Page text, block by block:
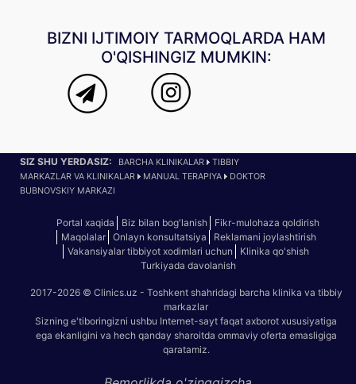
BIZNI IJTIMOIY TARMOQLARDA HAM
O'QISHINGIZ MUMKIN:
SIZ SHU YERDASIZ: BARCHA KLINIKALAR
TIBBIY
MARKAZLAR VA KLINIKALAR
MANUAL TERAPIYA
DOKTOR
BUBNOVSKIY MARKAZI
Portal xaqida Biz bilan bog'lanish
Fikr-mulohaza qoldirish
Maqolalar
Onlayn konsultatsiya
Reklamani joylashtirish
Vakansiyalar tibbiyot xodimlari uchun
Klinika qo'shish
Turkiyada davolanish
2017-2026 © Clinics.uz - Toshkent shahridagi barcha klinika va tibbiy
markazlar
Sizning e'tiboringizni ushbu Internet-sayt faqat axborot xususiyatiga
ega ekanligini va hech qanday sharoitda ommaviy oferta emasligiga
qaratamiz.